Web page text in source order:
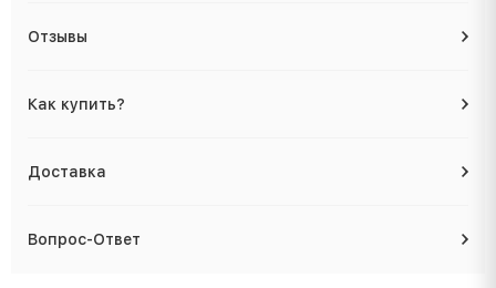
Отзывы
Как купить?
Доставка
Вопрос-Ответ